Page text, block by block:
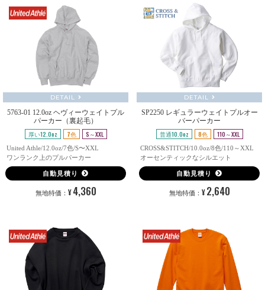
DETAIL
5763-01 12.0oz ヘヴィーウェイトプル
パーカー（裏起毛）
厚い12.0oz 7色 S～XXL
United Athle/12.0oz/7色/S〜XXL
ワンランク上のプルパーカー
自動見積り
無地特価： ¥ 4,360
DETAIL
SP2250 レギュラーウェイトプルオー
バーパーカー
普通10.0oz 8色 110～XXL
CROSS&STITCH/10.0oz/8色/110～XXL
オーセンティックなシルエット
自動見積り
無地特価： ¥ 2,640